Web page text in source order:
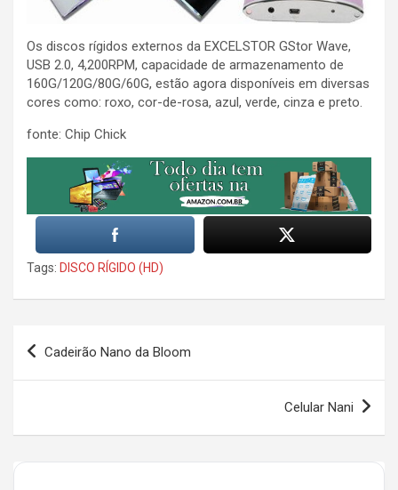
Os discos rígidos externos da EXCELSTOR GStor Wave,
USB 2.0, 4,200RPM, capacidade de armazenamento de
160G/120G/80G/60G, estão agora disponíveis em diversas
cores como: roxo, cor-de-rosa, azul, verde, cinza e preto.
fonte: Chip Chick
Tags: DISCO RÍGIDO (HD)
Post
Cadeirão Nano da Bloom
Celular Nani